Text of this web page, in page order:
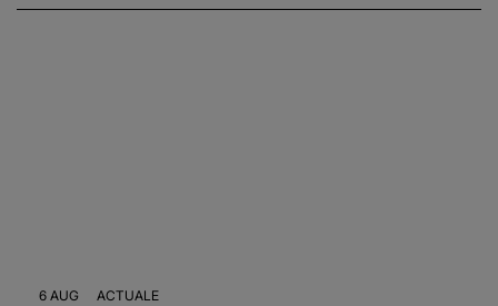
6 AUG ACTUALE